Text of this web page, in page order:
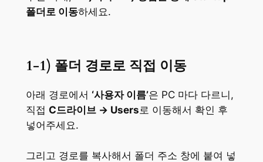
폴더로 이동하세요.
1-1) 폴더 경로로 직접 이동
아래 경로에서 ‘사용자 이름’은 PC 마다 다르니,
직접 C드라이브 → Users 로 이동해서 확인 후
넣어주세요.
그리고 경로를 복사해서 폴더 주소 창에 붙여 넣